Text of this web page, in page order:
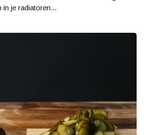
in je radiatoren...